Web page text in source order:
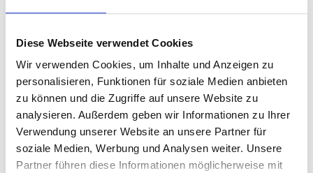
Diese Webseite verwendet Cookies
Wir verwenden Cookies, um Inhalte und Anzeigen zu
personalisieren, Funktionen für soziale Medien anbieten
zu können und die Zugriffe auf unsere Website zu
analysieren. Außerdem geben wir Informationen zu Ihrer
Verwendung unserer Website an unsere Partner für
soziale Medien, Werbung und Analysen weiter. Unsere
Partner führen diese Informationen möglicherweise mit
SSC Napoli - ACF Fiorentina
16 oder 17 Januar
Diego Armando Maradona, Neapel